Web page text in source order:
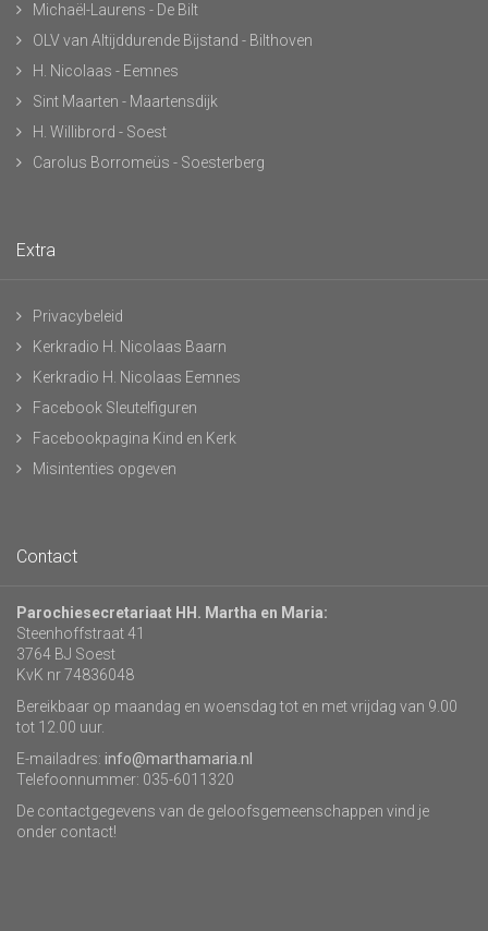
Michaël-Laurens - De Bilt
OLV van Altijddurende Bijstand - Bilthoven
H. Nicolaas - Eemnes
Sint Maarten - Maartensdijk
H. Willibrord - Soest
Carolus Borromeüs - Soesterberg
Extra
Privacybeleid
Kerkradio H. Nicolaas Baarn
Kerkradio H. Nicolaas Eemnes
Facebook Sleutelfiguren
Facebookpagina Kind en Kerk
Misintenties opgeven
Contact
Parochiesecretariaat HH. Martha en Maria:
Steenhoffstraat 41
3764 BJ Soest
KvK nr 74836048
Bereikbaar op maandag en woensdag tot en met vrijdag van 9.00
tot 12.00 uur.
E-mailadres: info@marthamaria.nl
Telefoonnummer: 035-6011320
De contactgegevens van de geloofsgemeenschappen vind je
onder contact!